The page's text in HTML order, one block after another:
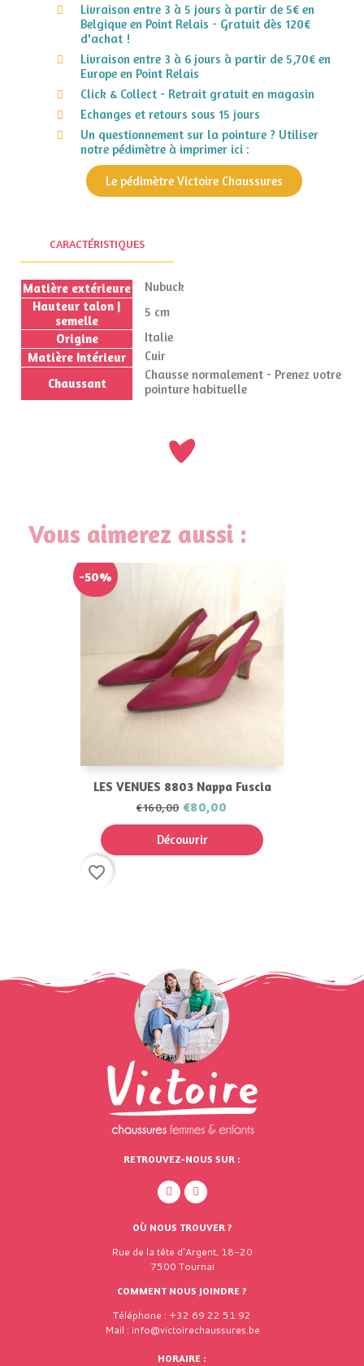
Livraison entre 3 à 5 jours à partir de 5€ en
Belgique en Point Relais - Gratuit dès 120€
d'achat !
Livraison entre 3 à 6 jours à partir de 5,70€ en
Europe en Point Relais
Click & Collect - Retrait gratuit en magasin
Echanges et retours sous 15 jours
Un questionnement sur la pointure ? Utiliser
notre pédimètre à imprimer ici :
Le pédimètre Victoire Chaussures
CARACTÉRISTIQUES
Matière extérieure
Nubuck
Hauteur talon |
semelle
5 cm
Origine
Italie
Matière Intérieur
Cuir
Chaussant
Chausse normalement - Prenez votre
pointure habituelle
Vous aimerez aussi :
LES VENUES 8803 Nappa Fuscia
€160,00 €80,00
Découvrir
-50%
favorite_border
RETROUVEZ-NOUS SUR :
OÙ NOUS TROUVER ?
Rue de la tête d'Argent, 18-20
7500 Tournai
COMMENT NOUS JOINDRE ?
Téléphone : +32 69 22 51 92
Mail : info@victoirechaussures.be
HORAIRE :